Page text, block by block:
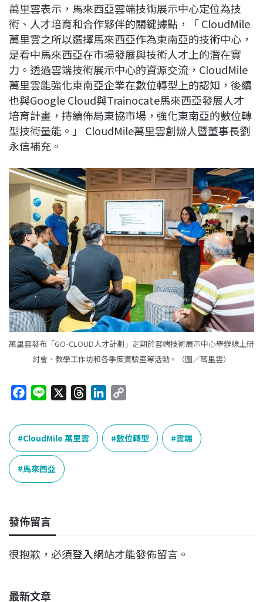
萬里雲表示，馬來西亞雲端技術展示中心定位為技
術、人才培育和合作夥伴的關鍵據點，「 CloudMile
萬里雲之所以選擇馬來西亞作為東南亞的技術中心，
是看中馬來西亞在市場發展與技術人才上的潛在實
力。透過雲端技術展示中心的資源交流，CloudMile
萬里雲能強化東南亞企業在數位轉型上的認知，後續
也與Google Cloud與Trainocate馬來西亞發展人才
培育計畫，持續佈局東協市場，強化東南亞的數位轉
型技術量能。」 CloudMile萬里雲創辦人暨董事長劉
永信補充。
萬里雲發布「GO-CLOUD人才計劃」定期於雲端技術展示中心舉辦線上研
討會、教學工作坊和各季度實驗室等活動。（圖／萬里雲）
c
e
b
o
o
n
e
r
e
a
n
e
p
y
L
CloudMile 萬里雲 數位轉型 雲端
馬來西亞
發佈留言
很抱歉，必須登入網站才能發佈留言。
最新文章